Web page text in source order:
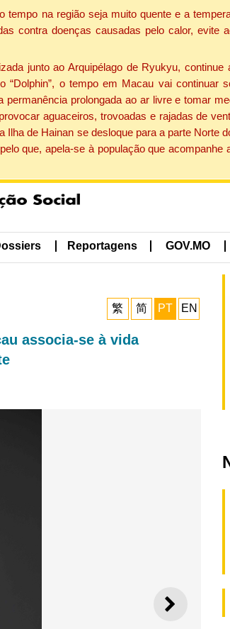
na região seja muito quente e a
contra doenças causadas pelo calor,
junto ao Arquipélago de Ryukyu,
o tempo em Macau vai
prolongada ao ar livre e tomar
aguaceiros, trovoadas e rajadas de
de Hainan se desloque para a parte Norte
que, apela-se à população que
Reportagens GOV.MO
繁 简 PT EN
associa-se à vida